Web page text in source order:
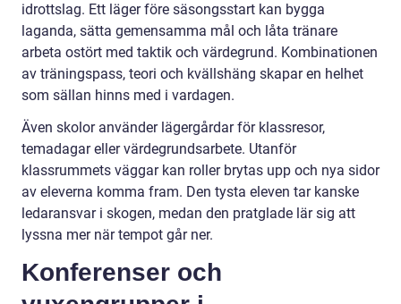
idrottslag. Ett läger före säsongsstart kan bygga
laganda, sätta gemensamma mål och låta tränare
arbeta ostört med taktik och värdegrund. Kombinationen
av träningspass, teori och kvällshäng skapar en helhet
som sällan hinns med i vardagen.
Även skolor använder lägergårdar för klassresor,
temadagar eller värdegrundsarbete. Utanför
klassrummets väggar kan roller brytas upp och nya sidor
av eleverna komma fram. Den tysta eleven tar kanske
ledaransvar i skogen, medan den pratglade lär sig att
lyssna mer när tempot går ner.
Konferenser och